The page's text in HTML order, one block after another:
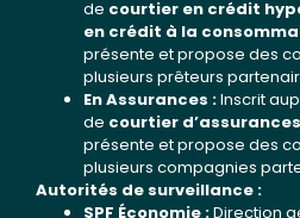
de courtier en crédit
en crédit à la
présente et propose des
plusieurs prêteurs
En Assurances :Inscrit
de courtier d’assurances
présente et propose des
plusieurs compagnies
Autorités de surveillance :
SPF Économie :Direction